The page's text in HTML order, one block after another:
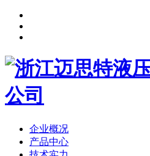
企业概况
产品中心